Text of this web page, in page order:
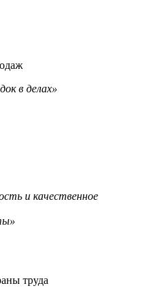
в делах»
и качественное
труда